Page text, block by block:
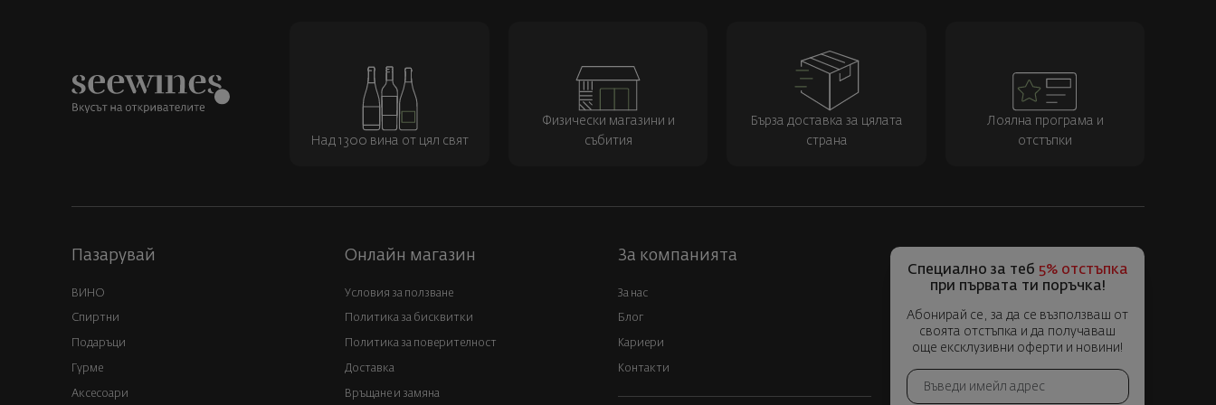
Над 1300 вина от цял свят
Физически магазини и
събития
Бърза доставка за цялата
страна
Лоялна програма и
отстъпки
Пазарувай
ВИНО
Спиртни
Подаръци
Гурме
Аксесоари
Онлайн магазин
Условия за ползване
Политика за бисквитки
Политика за поверителност
Доставка
Връщане и замяна
За компанията
За нас
Блог
Кариери
Контакти
Специално за теб 5% отстъпка
при първата ти поръчка!
Абонирай се, за да се възползваш от
своята отстъпка и да получаваш
още ексклузивни оферти и новини!